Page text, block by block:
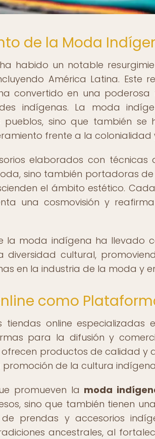
de la Moda
habido un notable
América Latina. Este
convertido en una
indígenas. La moda
pueblos, sino que también
frente a la colonialidad
elaborados con técnicas
sino también portadoras
el ámbito estético.
una cosmovisión y
la moda indígena ha llevado
diversidad cultural,
en la industria de la moda y
como
tiendas online
para la difusión y
ofrecen productos de calidad y
de la cultura
promueven la moda
sino que también tienen
prendas y accesorios
ancestrales, al